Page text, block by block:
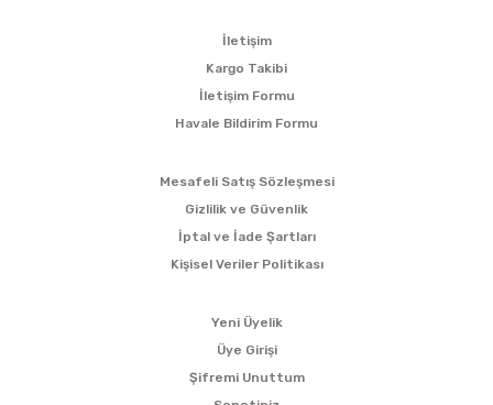
İletişim
Kargo Takibi
İletişim Formu
Havale Bildirim Formu
Mesafeli Satış Sözleşmesi
Gizlilik ve Güvenlik
İptal ve İade Şartları
Kişisel Veriler Politikası
Yeni Üyelik
Üye Girişi
Şifremi Unuttum